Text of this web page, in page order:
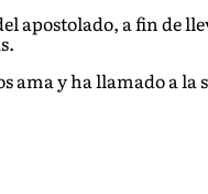
apostolado, a fin de
ama y ha llamado a